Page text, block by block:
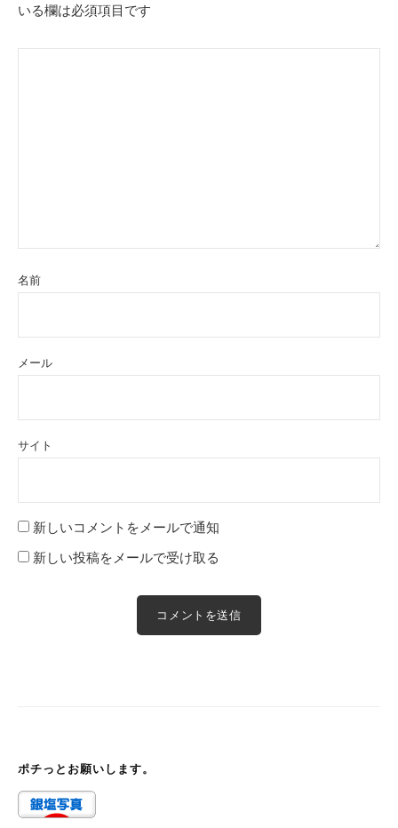
いる欄は必須項目です
名前
メール
サイト
新しいコメントをメールで通知
新しい投稿をメールで受け取る
ポチっとお願いします。